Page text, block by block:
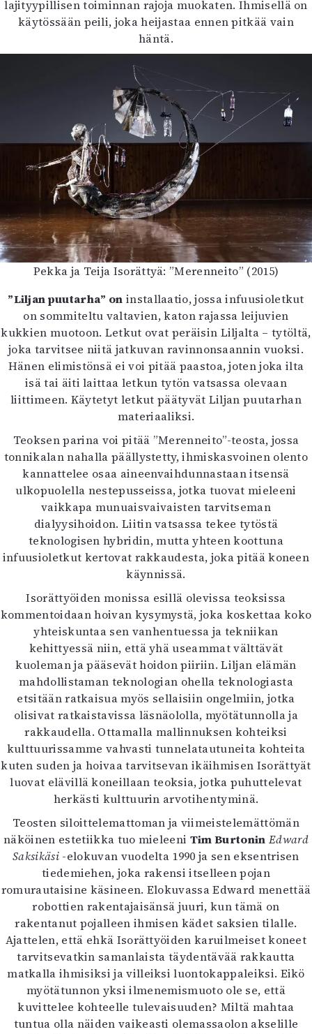
lajityypillisen toiminnan rajoja muokaten. Ihmisellä on
käytössään peili, joka heijastaa ennen pitkää vain
häntä.
Pekka ja Teija Isorättyä: ”Merenneito” (2015)
”Liljan puutarha” on installaatio, jossa infuusioletkut
on sommiteltu valtavien, katon rajassa leijuvien
kukkien muotoon. Letkut ovat peräisin Liljalta – tytöltä,
joka tarvitsee niitä jatkuvan ravinnonsaannin vuoksi.
Hänen elimistönsä ei voi pitää paastoa, joten joka ilta
isä tai äiti laittaa letkun tytön vatsassa olevaan
liittimeen. Käytetyt letkut päätyvät Liljan puutarhan
materiaaliksi.
Teoksen parina voi pitää ”Merenneito”-teosta, jossa
tonnikalan nahalla päällystetty, ihmiskasvoinen olento
kannattelee osaa aineenvaihdunnastaan itsensä
ulkopuolella nestepusseissa, jotka tuovat mieleeni
vaikkapa munuaisvaivaisten tarvitseman
dialyysihoidon. Liitin vatsassa tekee tytöstä
teknologisen hybridin, mutta yhteen koottuna
infuusioletkut kertovat rakkaudesta, joka pitää koneen
käynnissä.
Isorättyöiden monissa esillä olevissa teoksissa
kommentoidaan hoivan kysymystä, joka koskettaa koko
yhteiskuntaa sen vanhentuessa ja tekniikan
kehittyessä niin, että yhä useammat välttävät
kuoleman ja pääsevät hoidon piiriin. Liljan elämän
mahdollistaman teknologian ohella teknologiasta
etsitään ratkaisua myös sellaisiin ongelmiin, jotka
olisivat ratkaistavissa läsnäololla, myötätunnolla ja
rakkaudella. Ottamalla mallinnuksen kohteiksi
kulttuurissamme vahvasti tunnelatautuneita kohteita
kuten suden ja hoivaa tarvitsevan ikäihmisen Isorättyät
luovat elävillä koneillaan teoksia, jotka puhuttelevat
herkästi kulttuurin arvotihentyminä.
Teosten siloittelemattoman ja viimeistelemättömän
näköinen estetiikka tuo mieleeni Tim Burtonin Edward
Saksikäsi -elokuvan vuodelta 1990 ja sen eksentrisen
tiedemiehen, joka rakensi itselleen pojan
romurautaisine käsineen. Elokuvassa Edward menettää
robottien rakentajaisänsä juuri, kun tämä on
rakentanut pojalleen ihmisen kädet saksien tilalle.
Ajattelen, että ehkä Isorättyöiden karuilmeiset koneet
tarvitsevatkin samanlaista täydentävää rakkautta
matkalla ihmisiksi ja villeiksi luontokappaleiksi. Eikö
myötätunnon yksi ilmenemismuoto ole se, että
kuvittelee kohteelle tulevaisuuden? Miltä mahtaa
tuntua olla näiden vaikeasti olemassaolon akselille